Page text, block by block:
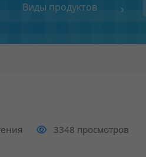
Виды продуктов
3348 просмотров